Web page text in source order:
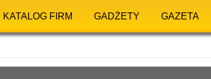
KATALOG FIRM GADŻETY GAZETA